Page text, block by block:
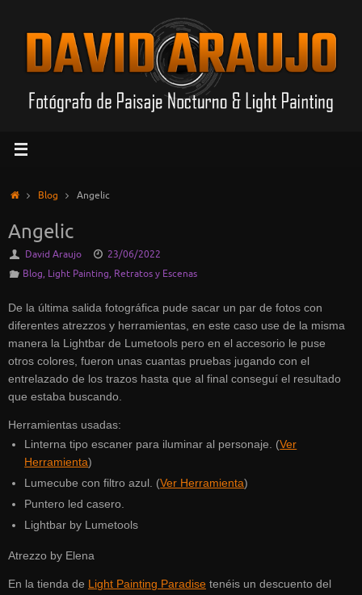
contenido
InicioBlog Angelic
Angelic
David Araujo
23/06/2022
Blog, Light Painting, Retratos y Escenas
De la última salida fotográfica pude sacar un par de fotos con
diferentes atrezzos y herramientas, en este caso use de la misma
manera la Lightbar de Lumetools pero en el accesorio le puse
otros colores, fueron unas cuantas pruebas jugando con el
entrelazado de los trazos hasta que al final conseguí el resultado
que estaba buscando.
Herramientas usadas:
Linterna tipo escaner para iluminar al personaje. (Ver
Herramienta)
Lumecube con filtro azul. (Ver Herramienta)
Puntero led casero.
Lightbar by Lumetools
Atrezzo by Elena
En la tienda de Light Painting Paradise tenéis un descuento del